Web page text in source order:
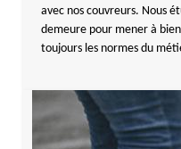
avec nos couvreurs. Nous
demeure pour mener à
toujours les normes du